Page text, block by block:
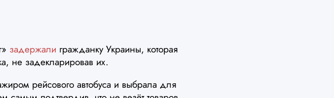
задержали гражданку Украины, которая
не задекларировав их.
рейсового автобуса и выбрала для